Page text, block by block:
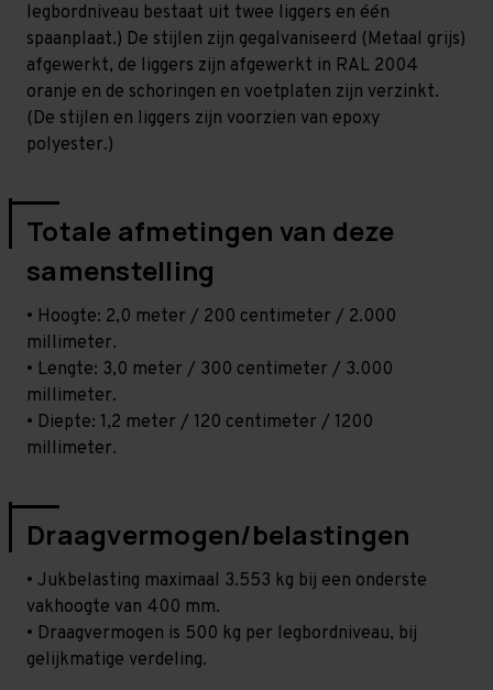
legbordniveau bestaat uit twee liggers en één
spaanplaat.) De stijlen zijn gegalvaniseerd (Metaal grijs)
afgewerkt, de liggers zijn afgewerkt in RAL 2004
oranje en de schoringen en voetplaten zijn verzinkt.
(De stijlen en liggers zijn voorzien van epoxy
polyester.)
Totale afmetingen van deze
samenstelling
• Hoogte: 2,0 meter / 200 centimeter / 2.000
millimeter.
• Lengte: 3,0 meter / 300 centimeter / 3.000
millimeter.
• Diepte: 1,2 meter / 120 centimeter / 1200
millimeter.
Draagvermogen/belastingen
• Jukbelasting maximaal 3.553 kg bij een onderste
vakhoogte van 400 mm.
• Draagvermogen is 500 kg per legbordniveau, bij
gelijkmatige verdeling.